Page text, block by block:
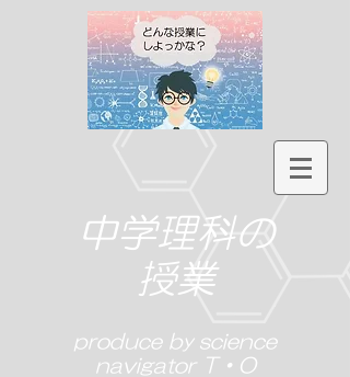
中学理科の
授業
produce by science
navigator T・O